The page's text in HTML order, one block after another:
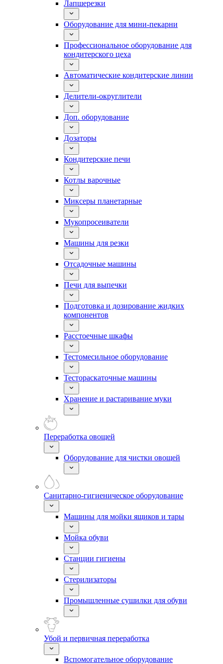
Лапшерезки
Оборудование для мини-пекарни
Профессиональное оборудование для
кондитерского цеха
Автоматические кондитерские линии
Делители-округлители
Доп. оборудование
Дозаторы
Кондитерские печи
Котлы варочные
Миксеры планетарные
Мукопросеиватели
Машины для резки
Отсадочные машины
Печи для выпечки
Подготовка и дозирование жидких
компонентов
Расстоечные шкафы
Тестомесильное оборудование
Тестораскаточные машины
Хранение и растаривание муки
Переработка овощей
Оборудование для чистки овощей
Санитарно-гигиеническое оборудование
Машины для мойки ящиков и тары
Мойка обуви
Станции гигиены
Стерилизаторы
Промышленные сушилки для обуви
Убой и первичная переработка
Вспомогательное оборудование